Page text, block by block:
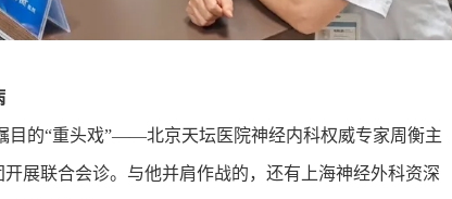
目的“重头戏”——北京天坛医院神经内科权威专家周衡主
展联合会诊。与他并肩作战的，还有上海神经外科资深